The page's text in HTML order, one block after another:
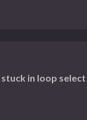
in loop